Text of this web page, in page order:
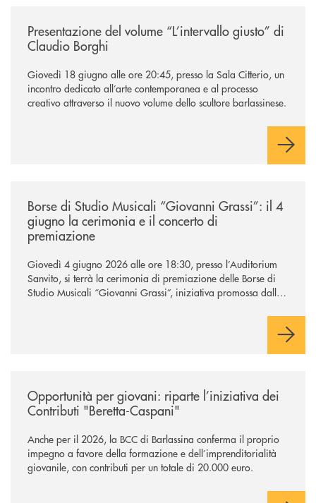
Presentazione del volume “L’intervallo giusto” di
Claudio Borghi
Giovedì 18 giugno alle ore 20:45, presso la Sala Citterio, un
incontro dedicato all’arte contemporanea e al processo
creativo attraverso il nuovo volume dello scultore barlassinese.
Borse di Studio Musicali “Giovanni Grassi”: il 4
giugno la cerimonia e il concerto di
premiazione
Giovedì 4 giugno 2026 alle ore 18:30, presso l’Auditorium
Sanvito, si terrà la cerimonia di premiazione delle Borse di
Studio Musicali “Giovanni Grassi”, iniziativa promossa dalla
Opportunità per giovani: riparte l’iniziativa dei
Contributi "Beretta-Caspani"
Anche per il 2026, la BCC di Barlassina conferma il proprio
impegno a favore della formazione e dell’imprenditorialità
giovanile, con contributi per un totale di 20.000 euro.